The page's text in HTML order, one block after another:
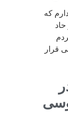
که
قرار